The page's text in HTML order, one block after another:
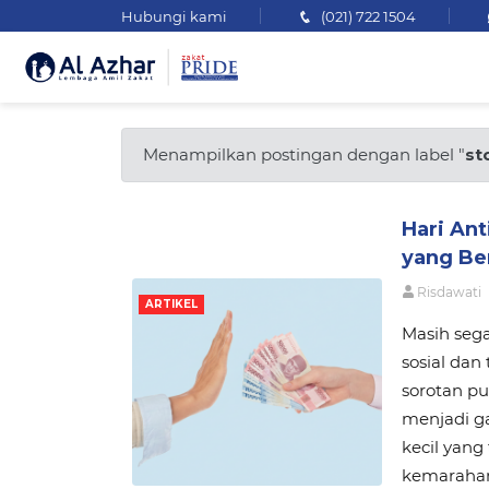
Hubungi kami (021) 722 1504
Menampilkan postingan dengan label "
ARTIKEL
Hari
yang
Risdawati
Masih
sosial
sorotan
menjadi
kecil